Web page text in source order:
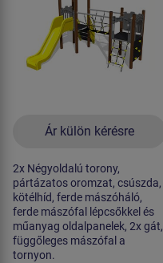
Ár külön kérésre
2x Négyoldalú torony,
pártázatos oromzat, csúszda,
kötélhíd, ferde mászóháló,
ferde mászófal lépcsőkkel és
műanyag oldalpanelek, 2x gát,
függőleges mászófal a
tornyon.